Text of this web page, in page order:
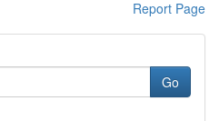
Report Page
Go